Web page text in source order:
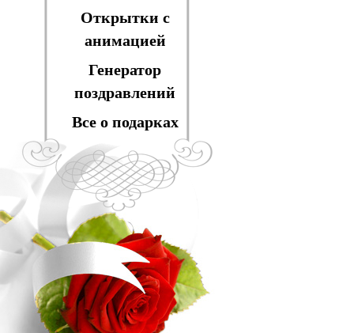
Открытки с
анимацией
Генератор
поздравлений
Все о подарках